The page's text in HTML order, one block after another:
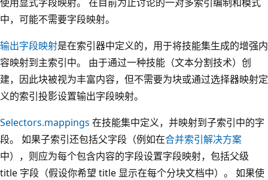
中，可能不需要字段映射。
输出字段映射是在索引器中定义的，用于将技能集生成的增强内
容映射到主索引中。 由于通过一种技能（文本分割技术）创
建，因此块被视为丰富内容，但不需要为块或通过选择器映射定
义的索引投影设置输出字段映射。
Selectors.mappings 在技能集中定义，并映射到子索引中的字
段。 如果子索引还包括父字段（例如在合并索引解决方案
中），则应为每个包含内容的字段设置字段映射，包括父级
title 字段（假设你希望 title 显示在每个分块文档中）。 如果使